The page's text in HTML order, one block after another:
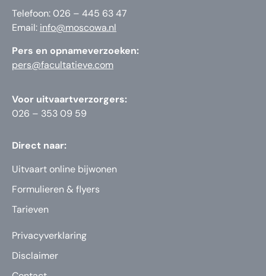
Telefoon: 026 – 445 63 47
Email: info@moscowa.nl
Pers en opnameverzoeken:
pers@facultatieve.com
Voor uitvaartverzorgers:
026 – 353 09 59
Direct naar:
Uitvaart online bijwonen
Formulieren & flyers
Tarieven
Privacyverklaring
Disclaimer